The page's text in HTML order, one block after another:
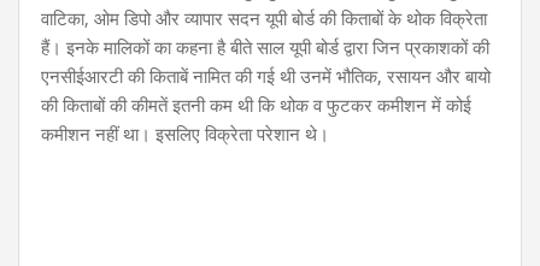
वाटिका, ओम डिपो और व्यापार सदन यूपी बोर्ड की किताबों के थोक विक्रेता
हैं। इनके मालिकों का कहना है बीते साल यूपी बोर्ड द्वारा जिन प्रकाशकों की
एनसीईआरटी की किताबें नामित की गई थी उनमें भौतिक, रसायन और बायो
की किताबों की कीमतें इतनी कम थी कि थोक व फुटकर कमीशन में कोई
कमीशन नहीं था। इसलिए विक्रेता परेशान थे।